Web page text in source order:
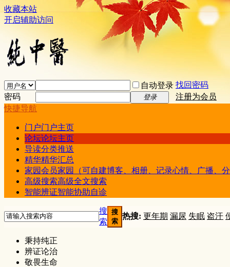
收藏本站
开启辅助访问
自动登录 找回密码
密码
登录
注册为会员
快捷导航
门户门户主页
论坛论坛主页
导读分类推送
精华精华汇总
家园会员家园（可自建博客、相册、记录心情、广播、
高级搜索高级全文搜索
智能辨证智能协助自诊
搜
索
搜
索
热搜: 更年期 漏尿 失眠 盗汗
秉持纯正
辨证论治
敬畏生命